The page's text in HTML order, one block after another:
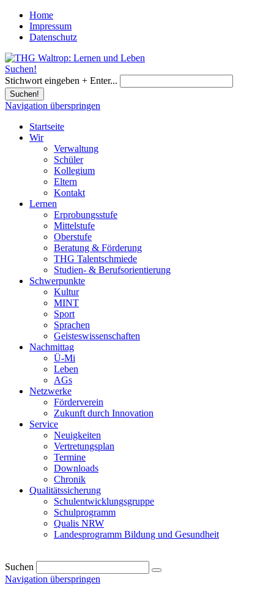
Home
Impressum
Datenschutz
Suchen!
Stichwort eingeben + Enter...
Suchen!
Navigation überspringen
Startseite
Wir
Verwaltung
Schüler
Kollegium
Eltern
Kontakt
Lernen
Erprobungsstufe
Mittelstufe
Oberstufe
Beratung & Förderung
THG Talentschmiede
Studien- & Berufsorientierung
Schwerpunkte
Kultur
MINT
Sport
Sprachen
Geisteswissenschaften
Nachmittag
Ü-Mi
Leben
AGs
Netzwerke
Förderverein
Zukunft durch Innovation
Service
Neuigkeiten
Vertretungsplan
Termine
Downloads
Chronik
Qualitätssicherung
Schulentwicklungsgruppe
Schulprogramm
Qualis NRW
Landesprogramm Bildung und Gesundheit
Suchen
Navigation überspringen